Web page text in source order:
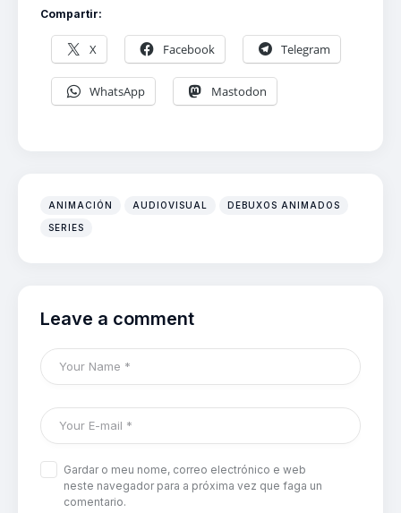
Compartir:
X Facebook Telegram
WhatsApp Mastodon
ANIMACIÓN AUDIOVISUAL DEBUXOS ANIMADOS
SERIES
Leave a comment
Gardar o meu nome, correo electrónico e web
neste navegador para a próxima vez que faga un
comentario.